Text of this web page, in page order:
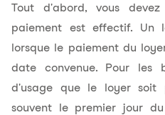
Tout d'abord, vous
paiement est effectif. Un
lorsque le paiement du
date convenue. Pour les
d'usage que le loyer
souvent le premier jour